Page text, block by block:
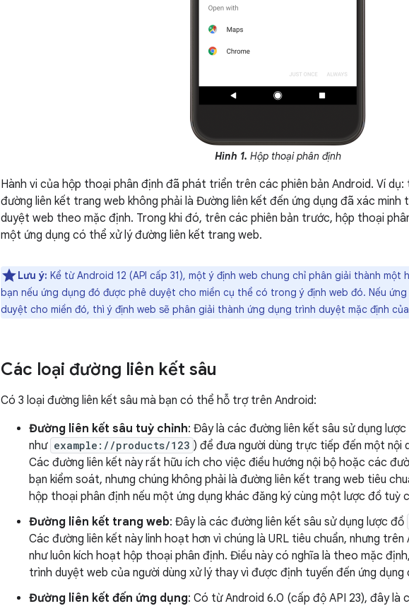
Hình 1. Hộp thoại phân định
Hành vi của hộp thoại phân định đã phát triển trên các phiên bản Android. Ví
đường liên kết trang web không phải là Đường liên kết đến ứng dụng đã xác
duyệt web theo mặc định. Trong khi đó, trên các phiên bản trước, hộp thoại
một ứng dụng có thể xử lý đường liên kết trang web.
Lưu ý: Kể từ Android 12 (API cấp 31), một ý định web chung chỉ phân giải thành
bạn nếu ứng dụng đó được phê duyệt cho miền cụ thể có trong ý định web đó. Nếu
duyệt cho miền đó, thì ý định web sẽ phân giải thành ứng dụng trình duyệt mặc định
Các loại đường liên kết sâu
Có 3 loại đường liên kết sâu mà bạn có thể hỗ trợ trên Android:
Đường liên kết sâu tuỳ chỉnh: Đây là các đường liên kết sâu sử dụng
như example://products/123 ) để đưa người dùng trực tiếp đến một nội
Các đường liên kết này rất hữu ích cho việc điều hướng nội bộ hoặc các
bạn kiểm soát, nhưng chúng không phải là đường liên kết trang web tiêu
hộp thoại phân định nếu một ứng dụng khác đăng ký cùng một lược đồ tuỳ
Đường liên kết trang web: Đây là các đường liên kết sâu sử dụng lược đồ
Các đường liên kết này linh hoạt hơn vì chúng là URL tiêu chuẩn, nhưng trên
như luôn kích hoạt hộp thoại phân định. Điều này có nghĩa là theo mặc
trình duyệt web của người dùng xử lý thay vì được định tuyến đến ứng dụng
Đường liên kết đến ứng dụng: Có từ Android 6.0 (cấp độ API 23), đây là